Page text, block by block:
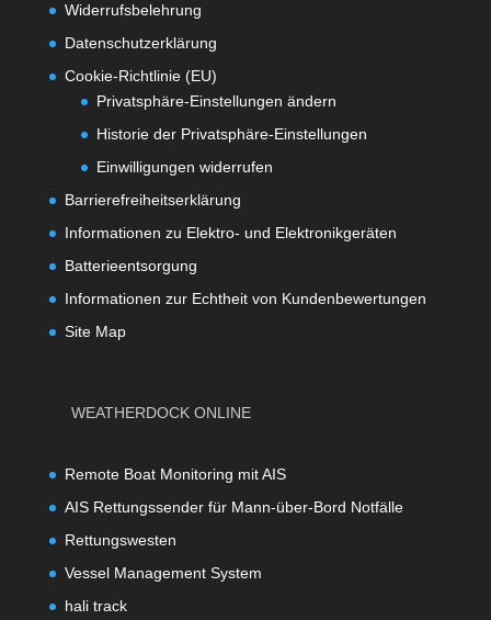
Widerrufsbelehrung
Datenschutzerklärung
Cookie-Richtlinie (EU)
Privatsphäre-Einstellungen ändern
Historie der Privatsphäre-Einstellungen
Einwilligungen widerrufen
Barrierefreiheitserklärung
Informationen zu Elektro- und Elektronikgeräten
Batterieentsorgung
Informationen zur Echtheit von Kundenbewertungen
Site Map
WEATHERDOCK ONLINE
Remote Boat Monitoring mit AIS
AIS Rettungssender für Mann-über-Bord Notfälle
Rettungswesten
Vessel Management System
hali track